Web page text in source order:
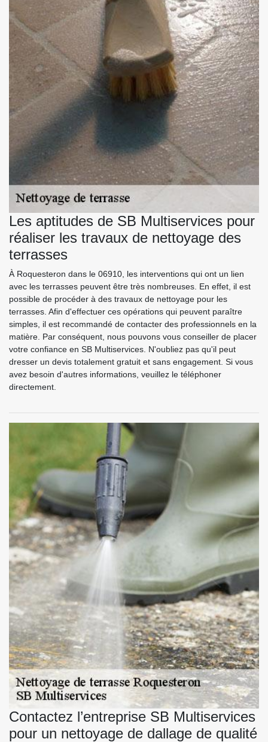
Les aptitudes de SB Multiservices pour
réaliser les travaux de nettoyage des
terrasses
À Roquesteron dans le 06910, les interventions qui ont un lien
avec les terrasses peuvent être très nombreuses. En effet, il est
possible de procéder à des travaux de nettoyage pour les
terrasses. Afin d'effectuer ces opérations qui peuvent paraître
simples, il est recommandé de contacter des professionnels en la
matière. Par conséquent, nous pouvons vous conseiller de placer
votre confiance en SB Multiservices. N'oubliez pas qu'il peut
dresser un devis totalement gratuit et sans engagement. Si vous
avez besoin d'autres informations, veuillez le téléphoner
directement.
Contactez l’entreprise SB Multiservices
pour un nettoyage de dallage de qualité